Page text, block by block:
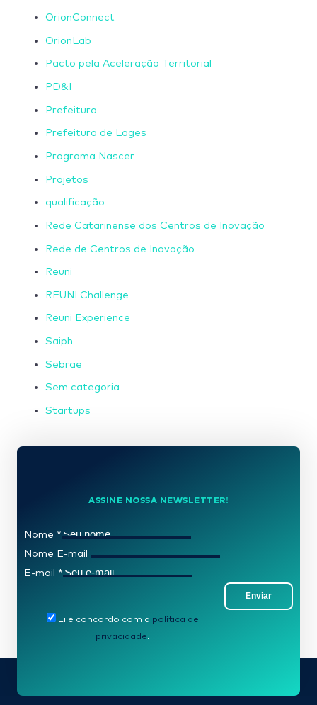
OrionConnect
OrionLab
Pacto pela Aceleração Territorial
PD&I
Prefeitura
Prefeitura de Lages
Programa Nascer
Projetos
qualificação
Rede Catarinense dos Centros de Inovação
Rede de Centros de Inovação
Reuni
REUNI Challenge
Reuni Experience
Saiph
Sebrae
Sem categoria
Startups
ASSINE NOSSA NEWSLETTER!
Nome *
Nome E-mail
E-mail *
Enviar
Li e concordo com a política de
privacidade.